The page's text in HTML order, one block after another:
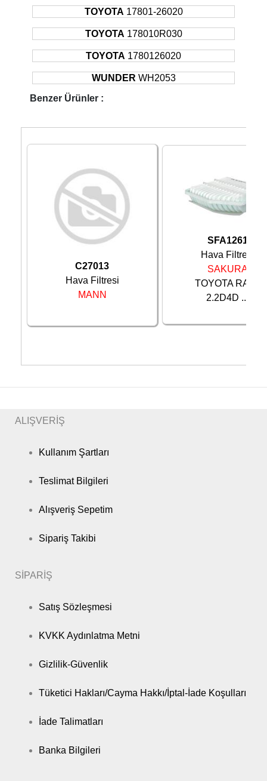
2009 -
Sonrası
TOYOTA 17801-26020
TOYOTA 178010R030
TOYOTA 1780126020
WUNDER WH2053
Benzer Ürünler :
C27013
Hava Filtresi
MANN
SFA1261
Hava Filtresi
SAKURA
TOYOTA RAV4
2.2D4D ...
ALIŞVERİŞ
Kullanım Şartları
Teslimat Bilgileri
Alışveriş Sepetim
Sipariş Takibi
SİPARİŞ
Satış Sözleşmesi
KVKK Aydınlatma Metni
Gizlilik-Güvenlik
Tüketici Hakları/Cayma Hakkı/İptal-İade Koşulları
İade Talimatları
Banka Bilgileri